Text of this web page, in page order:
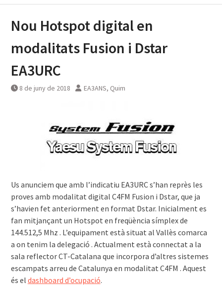
Nou Hotspot digital en
modalitats Fusion i Dstar
EA3URC
8 de juny de 2018 EA3ANS, Quim
Us anunciem que amb l’indicatiu EA3URC s’han reprès les
proves amb modalitat digital C4FM Fusion i Dstar, que ja
s’havien fet anteriorment en format Dstar. Inicialment es
fan mitjançant un Hotspot en freqüència símplex de
144.512,5 Mhz . L’equipament està situat al Vallès comarca
a on tenim la delegació . Actualment està connectat a la
sala reflector CT-Catalana que incorpora d’altres sistemes
escampats arreu de Catalunya en modalitat C4FM . Aquest
és el dashboard d’ocupació.